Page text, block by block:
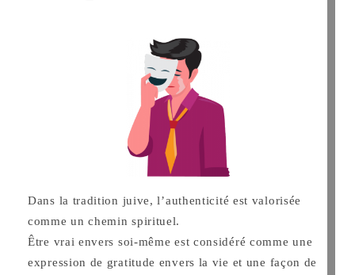
Dans la tradition juive, l’authenticité est valorisée
comme un chemin spirituel.
Être vrai envers soi-même est considéré comme une
expression de gratitude envers la vie et une façon de